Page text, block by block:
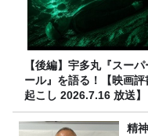
【後編】宇多丸『スー
ール』を語る！【映画評
起こし 2026.7.16 放送】
精